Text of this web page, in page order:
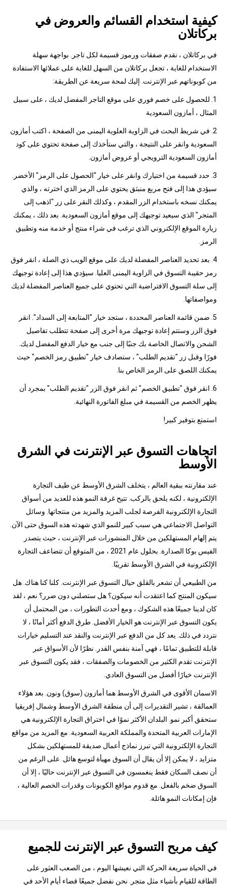
كيفية استخدام القسائم والعروض في
بركاتلان
في بركاتلان ، نقدم صفقات ورموز قسيمة لكل تاجر. بواجهة سهلة
الاستخدام للغاية ، تجعل بركاتلان من السهل للغاية على عملائها الاستفادة
من كوبوناتهم عبر الإنترنت. إليك لمحة سريعة عن الطريقة:
1. للحصول على خصم فوري على موقع التاجر المفضل لديك ، على سبيل
المثال ، أمازون السعودية
2. في شريط البحث في الزاوية العلوية اليمنى من الصفحة ، اكتب أمازون
السعودية وانقر على النتيجة ، والتي ستأخذك إلى صفحة تحتوي على كود
أمازون السعودية الترويجي أو عروض أمازون.
3. حدد قسيمة من اختيارك وانقر على خيار "الحصول على الرمز" الأخضر.
سيؤدي هذا إلى فتح مربع منبثق يحتوي على الرمز الذي اخترته ، والذي
يمكنك نسخه باستخدام الزر المقدم ، وكذلك النقر على زر "اذهب إلى
المتجر" الذي سيعيد توجيهك إلى موقع أمازون السعودية. بعد ذلك ، يمكنك
زيارة الموقع الإلكتروني الذي ترغب في شراء منتج أو خدمة منه وتطبيق
الرمز.
4. بعد تحديد العناصر المفضلة لديك على موقع الويب ذي الصلة ، انقر فوق
رمز حقيبة التسوق في الزاوية اليمنى العليا. سيؤدي هذا إلى إعادة توجيهك
إلى سلة التسوق الافتراضية التي تحتوي على جميع العناصر المفضلة لديك
ومواصفاتها.
5. ضمن قائمة العناصر المحددة ، ستجد خيار "المتابعة إلى السداد". انقر
فوق الزر وستتم إعادة توجيهك مرة أخرى إلى صفحة تتطلب تفاصيل
الشحن والاتصال الخاصة بك جنبًا إلى جنب مع خيار الدفع المفضل لديك.
فورًا وقبل زر "تقديم الطلب" ، ستصادف خيار "تطبيق رمز الخصم" حيث
يمكنك اللصق على الرمز الخاص بنا.
6. انقر فوق "تطبيق الخصم" ثم انقر فوق الزر "تقديم الطلب" بمجرد أن
يظهر الخصم من القسيمة في مبلغ الفاتورة النهائية.
استمتع بتوفير كبير!
اتجاهات التسوق عبر الإنترنت في الشرق
الأوسط
عند مقارنته ببقية العالم ، يتخلف الشرق الأوسط عن طيف التجارة
الإلكترونية ، لكنه يلحق بالركب. تتيح غرفة النمو هذه للعديد من أسواق
التجارة الإلكترونية الفرصة لجلب المزيد والمزيد من منتجاتها. وسائل
التواصل الاجتماعي هي سبب كبير للنمو الذي شهدته هذه السوق حتى الآن.
يتم إلهام المستهلكين من خلال المنشورات عبر الإنترنت ، حيث يتصدر
الفيس بوكا الصدارة. بحلول عام 2021 ، من المتوقع أن تتضاعف التجارة
الإلكترونية في الشرق الأوسط تقريبًا.
من الطبيعي أن تشعر بالقلق حيال التسوق عبر الإنترنت. كلنا كنا هناك. هل
سيكون المنتج كما اعتقدت أنه سيكون؟ هل ستصلني دون ضرر؟ نعم ، لقد
كان لدينا جميعًا هذه الشكوك ، ومع أحدث التطورات ، من المحتمل أن
يكون التسوق عبر الإنترنت هو الخيار الأفضل. طرق الدفع أكثر أمانًا ، لا
نتردد في ذلك. يعد كل من الدفع عبر الإنترنت والنقد عند التسليم خيارات
قابلة للتطبيق تمامًا ، فهي آمنة بنفس القدر. نظرًا لأن الأسواق عبر
الإنترنت تقدم الكثير من الخصومات والصفقات ، فقد يكون التسوق عبر
الإنترنت خيارًا أفضل من التسوق العادي.
الاسمان الأقوى في الشرق الأوسط هما أمازون (سوق) ونون. بعد هؤلاء
العمالقة ، تشير التقديرات إلى أن منطقة الشرق الأوسط وشمال إفريقيا
ستحقق أكبر نمو. البلدان الأكثر نموًا في اختراق التجارة الإلكترونية هي
الإمارات العربية المتحدة والمملكة العربية السعودية. مع المزيد من مواقع
التجارة الإلكترونية التي تبرز نماذج أعمال صديقة للمستهلكين بشكل
متزايد ، لا يمكن إلا أن يقال أن السوق مهيأة لتوسع هائل. على الرغم من
أن نصف السكان فقط ينغمسون في التسوق عبر الإنترنت حاليًا ، إلا أن
السوق ضخم بالفعل. مع قدوم مواقع الكوبونات وقدرات الخصم العالية ،
فإن إمكانات النمو هائلة.
كيف مربح التسوق عبر الإنترنت للجميع
في الحياة سريعة الحركة التي نعيشها اليوم ، من الصعب العثور على
الطاقة للقيام بأشياء مثل متجر. نحن نفضل جميعًا قضاء أيام الأحد في